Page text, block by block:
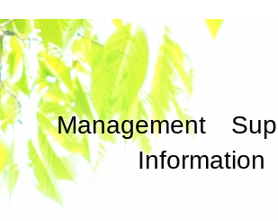
Management
Information